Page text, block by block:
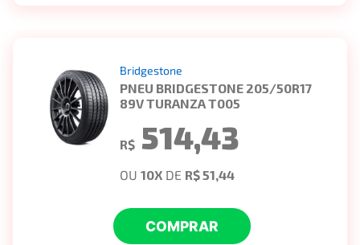
Bridgestone
PNEU BRIDGESTONE 205/50R17
89V TURANZA T005
R$ 514,43
OU 10X DE R$ 51,44
COMPRAR